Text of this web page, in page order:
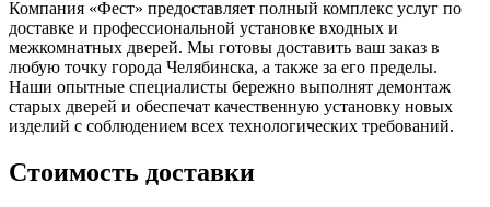
Компания «Фест» предоставляет полный комплекс услуг по
доставке и профессиональной установке входных и
межкомнатных дверей. Мы готовы доставить ваш заказ в
любую точку города Челябинска, а также за его пределы.
Наши опытные специалисты бережно выполнят демонтаж
старых дверей и обеспечат качественную установку новых
изделий с соблюдением всех технологических требований.
Стоимость доставки